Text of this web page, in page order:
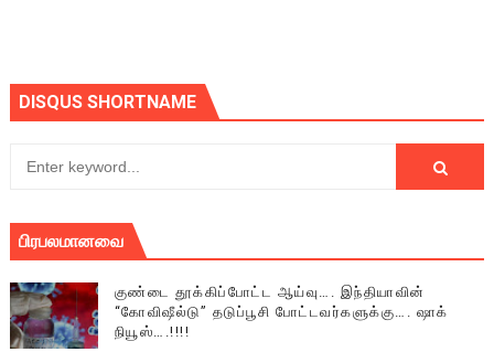
DISQUS SHORTNAME
பிரபலமானவை
குண்டை தூக்கிப்போட்ட ஆய்வு…. இந்தியாவின்
“கோவிஷீல்டு” தடுப்பூசி போட்டவர்களுக்கு…. ஷாக்
நியூஸ்….!!!!